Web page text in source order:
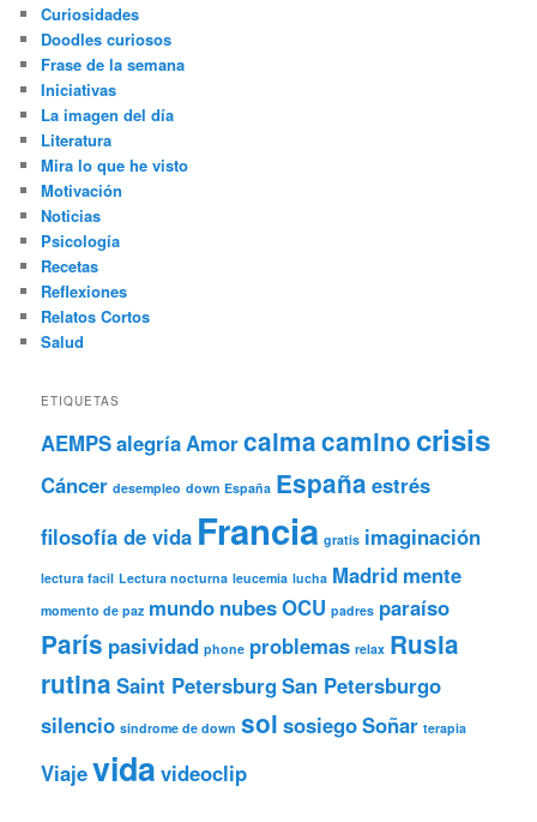
Curiosidades
Doodles curiosos
Frase de la semana
Iniciativas
La imagen del día
Literatura
Mira lo que he visto
Motivación
Noticias
Psicología
Recetas
Reflexiones
Relatos Cortos
Salud
ETIQUETAS
AEMPSalegríaAmorcalmacaminocrisis
Cáncer desempleo down España España estrés
filosofía de vida Francia gratis imaginación
lectura facil Lectura nocturna leucemia lucha Madrid mente
momento de paz mundo nubesOCU padres paraíso
París pasividad phone problemas relax Rusia
rutina Saint Petersburg San Petersburgo
silencio sindrome de down sol sosiegoSoñar terapia
Viajevida videoclip